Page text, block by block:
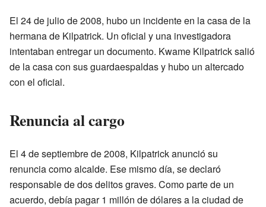
El 24 de julio de 2008, hubo un incidente en la casa de la
hermana de Kilpatrick. Un oficial y una investigadora
intentaban entregar un documento. Kwame Kilpatrick salió
de la casa con sus guardaespaldas y hubo un altercado
con el oficial.
Renuncia al cargo
El 4 de septiembre de 2008, Kilpatrick anunció su
renuncia como alcalde. Ese mismo día, se declaró
responsable de dos delitos graves. Como parte de un
acuerdo, debía pagar 1 millón de dólares a la ciudad de